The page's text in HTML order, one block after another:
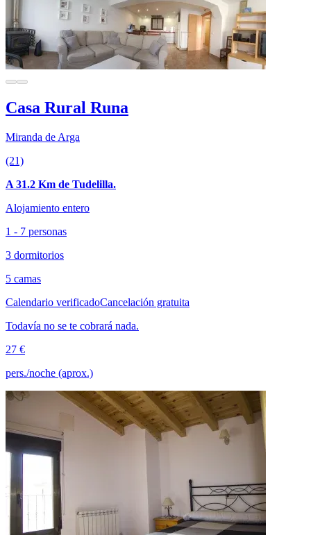
Casa Rural Runa
Miranda de Arga
(21)
A 31.2 Km de Tudelilla.
Alojamiento entero
1 - 7 personas
3 dormitorios
5 camas
Calendario verificadoCancelación gratuita
Todavía no se te cobrará nada.
27 €
pers./noche (aprox.)